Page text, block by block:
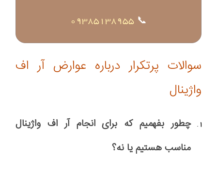
📞
09385138955
سوالات پرتکرار درباره عوارض آر اف
واژینال
چطور بفهمیم که برای انجام آر اف واژینال
مناسب هستیم یا نه؟